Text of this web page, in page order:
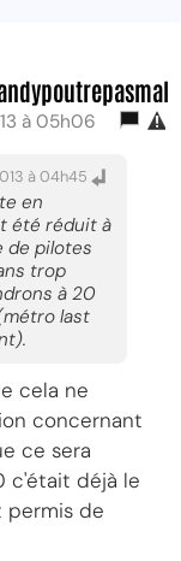
à 05h06
à 04h45
en
été réduit à
de pilotes
trop
à 20
last
cela ne
concernant
ce sera
c'était déjà le
permis de